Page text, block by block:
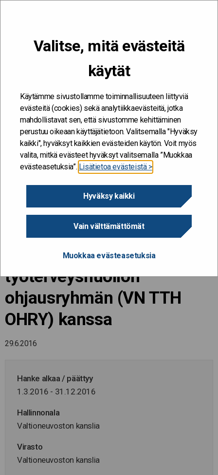
Valitse, mitä evästeitä
käytät
Käytämme sivustollamme toiminnallisuuteen liittyviä
evästeitä (cookies) sekä analytiikkaevästeitä, jotka
mahdollistavat sen, että sivustomme kehittäminen
perustuu oikeaan käyttäjätietoon. Valitsemalla "Hyväksy
kaikki", hyväksyt kaikkien evästeiden käytön. Voit myös
valita, mitkä evästeet hyväksyt valitsemalla ”Muokkaa
evästeasetuksia”. Lisätietoa evästeistä >
Hyväksy kaikki
Vain välttämättömät
Muokkaa evästeasetuksia
Kehitän ja kehityn #töissäSuomelle
Valtioneuvoston työterveyshuollon käytäntöjen
yhtenäistäminen verkostomaisen työskenetelyn menelmällä yhdessä
valtioneuvoston työterveyshuollon ohjausryhmän (VN TTH OHRY)
kanssa
Valtioneuvoston
työterveyshuollon
käytäntöjen
yhtenäistäminen
verkostomaisen
työskenetelyn menelmällä
yhdessä valtioneuvoston
työterveyshuollon
ohjausryhmän (VN TTH
OHRY) kanssa
29.6.2016
Hanke alkaa / päättyy
1.3.2016 - 31.12.2016
Hallinnonala
Valtioneuvoston kanslia
Virasto
Valtioneuvoston kanslia